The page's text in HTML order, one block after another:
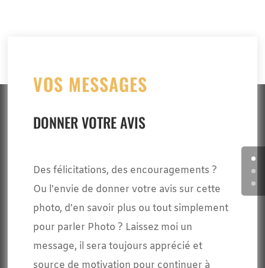
VOS MESSAGES
DONNER VOTRE AVIS
Des félicitations, des encouragements ?
Ou l'envie de donner votre avis sur cette
photo, d'en savoir plus ou tout simplement
pour parler Photo ? Laissez moi un
message, il sera toujours apprécié et
source de motivation pour continuer à